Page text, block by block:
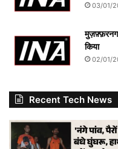
03/01/
किया
02/01/
Recent Tech News